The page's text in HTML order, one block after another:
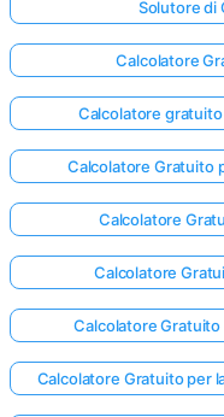
Solutore di
Calcolatore
Calcolatore
Calcolatore Gratuito
Calcolatore
Calcolatore
Calcolatore
Calcolatore Gratuito per